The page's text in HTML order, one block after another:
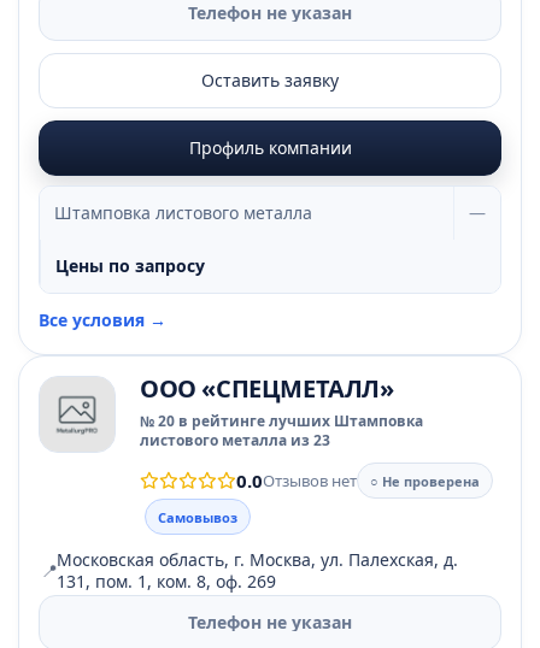
Телефон не указан
Оставить заявку
Профиль компании
Штамповка листового металла —
Цены по запросу
Все условия →
ООО «СПЕЦМЕТАЛЛ»
№ 20 в рейтинге лучших Штамповка
листового металла из 23
0.0Отзывов нет
○ Не проверена
Самовывоз
📍Московская область, г. Москва, ул. Палехская, д.
131, пом. 1, ком. 8, оф. 269
Телефон не указан